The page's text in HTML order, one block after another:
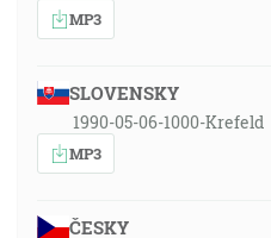
MP3
SLOVENSKY
1990-05-06-1000-Krefeld
MP3
ČESKY